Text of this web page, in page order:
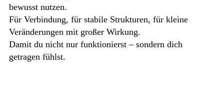
bewusst nutzen.
Für Verbindung, für stabile Strukturen, für kleine
Veränderungen mit großer Wirkung.
Damit du nicht nur funktionierst – sondern dich
getragen fühlst.